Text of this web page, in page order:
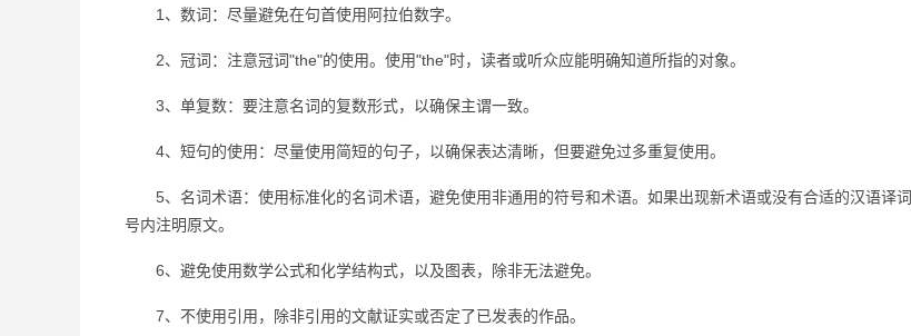
1、数词：尽量避免在句首使用阿拉伯数字。
2、冠词：注意冠词"the"的使用。使用"the"时，读者或听众应能明确知道所指的对象。
3、单复数：要注意名词的复数形式，以确保主谓一致。
4、短句的使用：尽量使用简短的句子，以确保表达清晰，但要避免过多重复使用。
5、名词术语：使用标准化的名词术语，避免使用非通用的符号和术语。如果出现新术语或没有合适的汉语译
号内注明原文。
6、避免使用数学公式和化学结构式，以及图表，除非无法避免。
7、不使用引用，除非引用的文献证实或否定了已发表的作品。